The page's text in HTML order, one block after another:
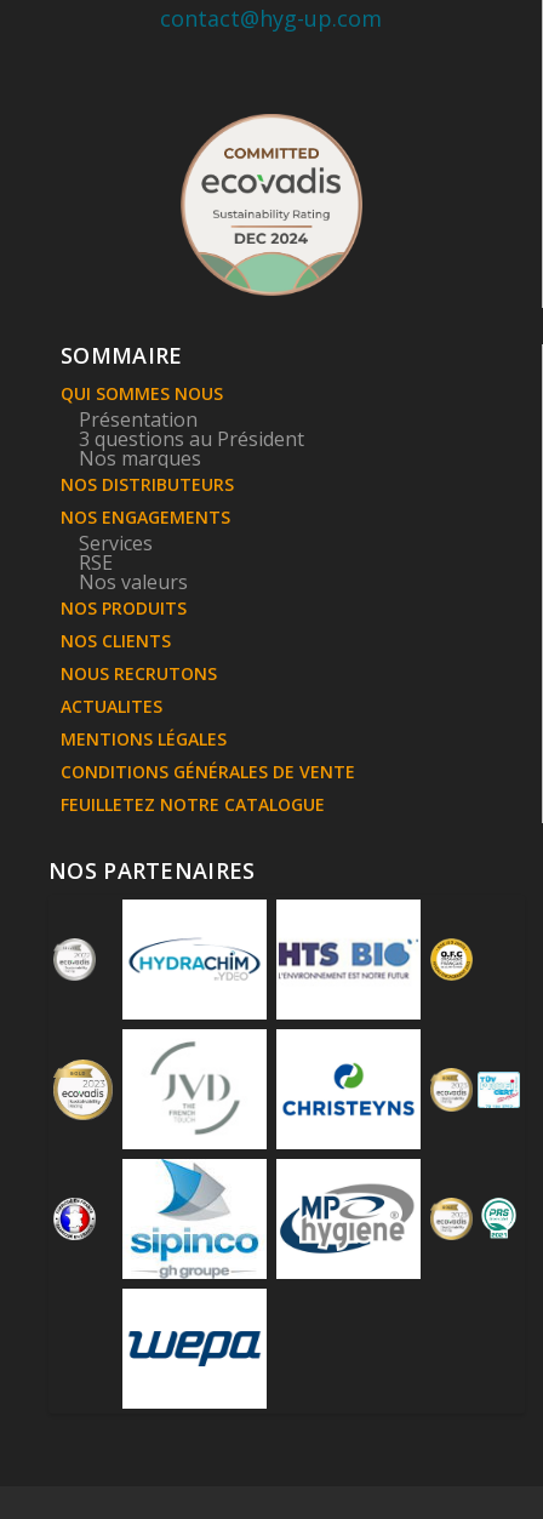
contact@hyg-up.com
SOMMAIRE
QUI SOMMES NOUS
Présentation
3 questions au Président
Nos marques
NOS DISTRIBUTEURS
NOS ENGAGEMENTS
Services
RSE
Nos valeurs
NOS PRODUITS
NOS CLIENTS
NOUS RECRUTONS
ACTUALITES
MENTIONS LÉGALES
CONDITIONS GÉNÉRALES DE VENTE
FEUILLETEZ NOTRE CATALOGUE
NOS PARTENAIRES